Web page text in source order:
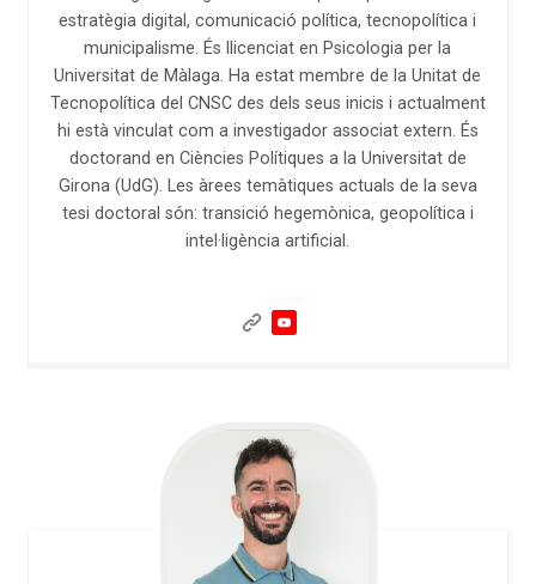
estratègia digital, comunicació política, tecnopolítica i
municipalisme. És llicenciat en Psicologia per la
Universitat de Màlaga. Ha estat membre de la Unitat de
Tecnopolítica del CNSC des dels seus inicis i actualment
hi està vinculat com a investigador associat extern. És
doctorand en Ciències Polítiques a la Universitat de
Girona (UdG). Les àrees temàtiques actuals de la seva
tesi doctoral són: transició hegemònica, geopolítica i
intel·ligència artificial.